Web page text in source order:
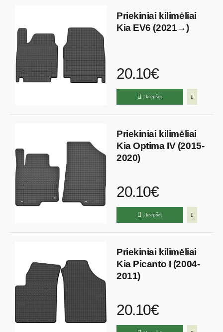
Priekiniai kilimėliai
Kia EV6 (2021→)
20.10€
Į krepšelį
Priekiniai kilimėliai
Kia Optima IV (2015-
2020)
20.10€
Į krepšelį
Priekiniai kilimėliai
Kia Picanto I (2004-
2011)
20.10€